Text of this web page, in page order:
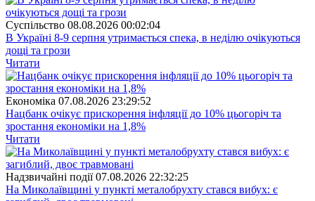
Суспiльство 08.08.2026 00:02:04
В Україні 8-9 серпня утримається спека, в неділю очікуються
дощі та грози
Читати
Економіка 07.08.2026 23:29:52
Нацбанк очікує прискорення інфляції до 10% цьогоріч та
зростання економіки на 1,8%
Читати
Надзвичайні події 07.08.2026 22:32:25
На Миколаївщині у пункті металобрухту стався вибух: є